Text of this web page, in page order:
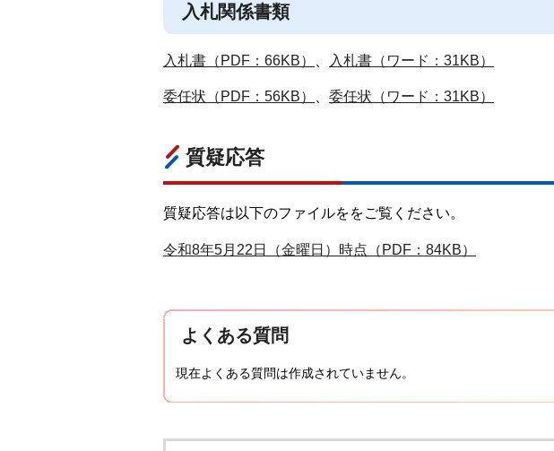
入札関係書類
入札書（PDF：66KB） 入札書（ワード：31KB）
委任状（PDF：56KB） 委任状（ワード：31KB）
質疑応答
質疑応答は以下のファイルををご覧ください。
令和8年5月22日（金曜日）時点（PDF：84KB）
よくある質問
現在よくある質問は作成されていません。